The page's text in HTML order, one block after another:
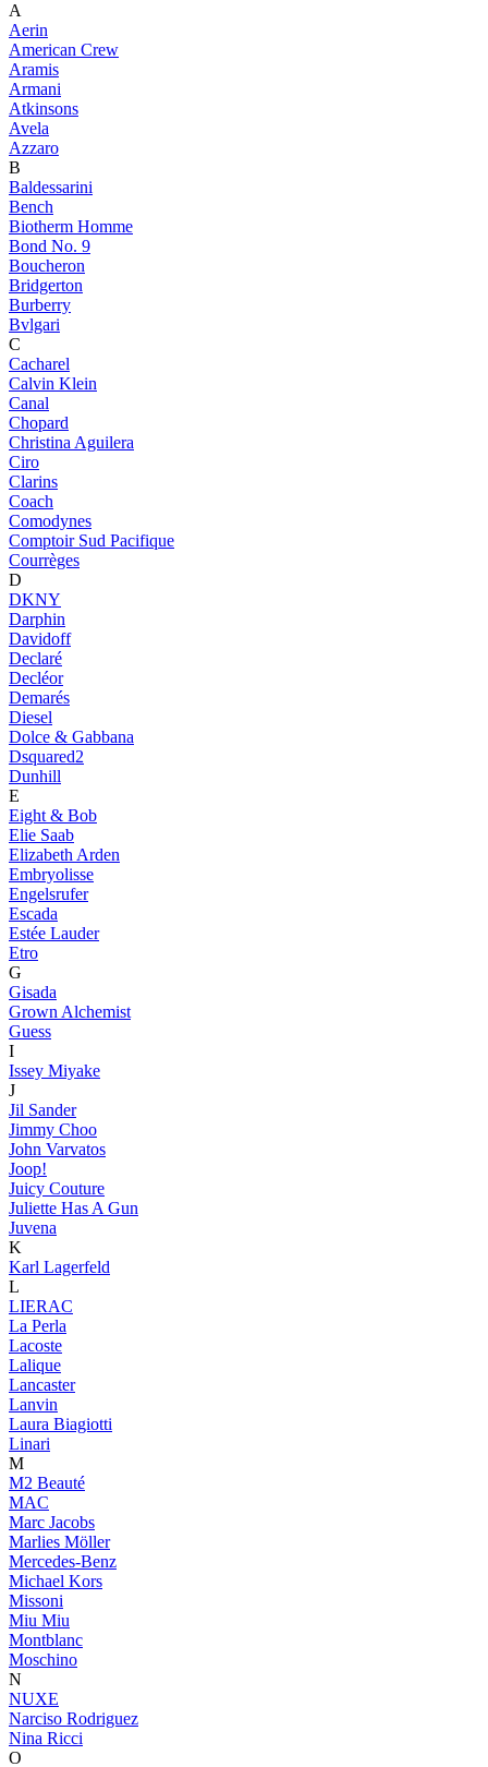
A
Aerin
American Crew
Aramis
Armani
Atkinsons
Avela
Azzaro
B
Baldessarini
Bench
Biotherm Homme
Bond No. 9
Boucheron
Bridgerton
Burberry
Bvlgari
C
Cacharel
Calvin Klein
Canal
Chopard
Christina Aguilera
Ciro
Clarins
Coach
Comodynes
Comptoir Sud Pacifique
Courrèges
D
DKNY
Darphin
Davidoff
Declaré
Decléor
Demarés
Diesel
Dolce & Gabbana
Dsquared2
Dunhill
E
Eight & Bob
Elie Saab
Elizabeth Arden
Embryolisse
Engelsrufer
Escada
Estée Lauder
Etro
G
Gisada
Grown Alchemist
Guess
I
Issey Miyake
J
Jil Sander
Jimmy Choo
John Varvatos
Joop!
Juicy Couture
Juliette Has A Gun
Juvena
K
Karl Lagerfeld
L
LIERAC
La Perla
Lacoste
Lalique
Lancaster
Lanvin
Laura Biagiotti
Linari
M
M2 Beauté
MAC
Marc Jacobs
Marlies Möller
Mercedes-Benz
Michael Kors
Missoni
Miu Miu
Montblanc
Moschino
N
NUXE
Narciso Rodriguez
Nina Ricci
O